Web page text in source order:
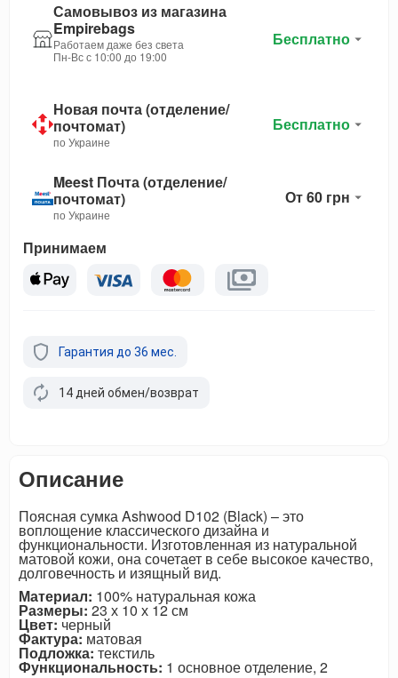
Самовывоз из магазина
Empirebags
Работаем даже без света
Пн-Вс с 10:00 до 19:00
Бесплатно
Новая почта (отделение/
почтомат)
по Украине
Бесплатно
Meest Почта (отделение/
почтомат)
по Украине
От 60 грн
Принимаем
Гарантия до 36 мес.
14 дней обмен/возврат
Описание
Поясная сумка Ashwood D102 (Black) – это
воплощение классического дизайна и
функциональности. Изготовленная из натуральной
матовой кожи, она сочетает в себе высокое качество,
долговечность и изящный вид.
Материал: 100% натуральная кожа
Размеры: 23 х 10 х 12 см
Цвет: черный
Фактура: матовая
Подложка: текстиль
Функциональность: 1 основное отделение, 2